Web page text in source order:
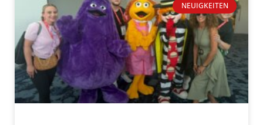
NEUIGKEITEN